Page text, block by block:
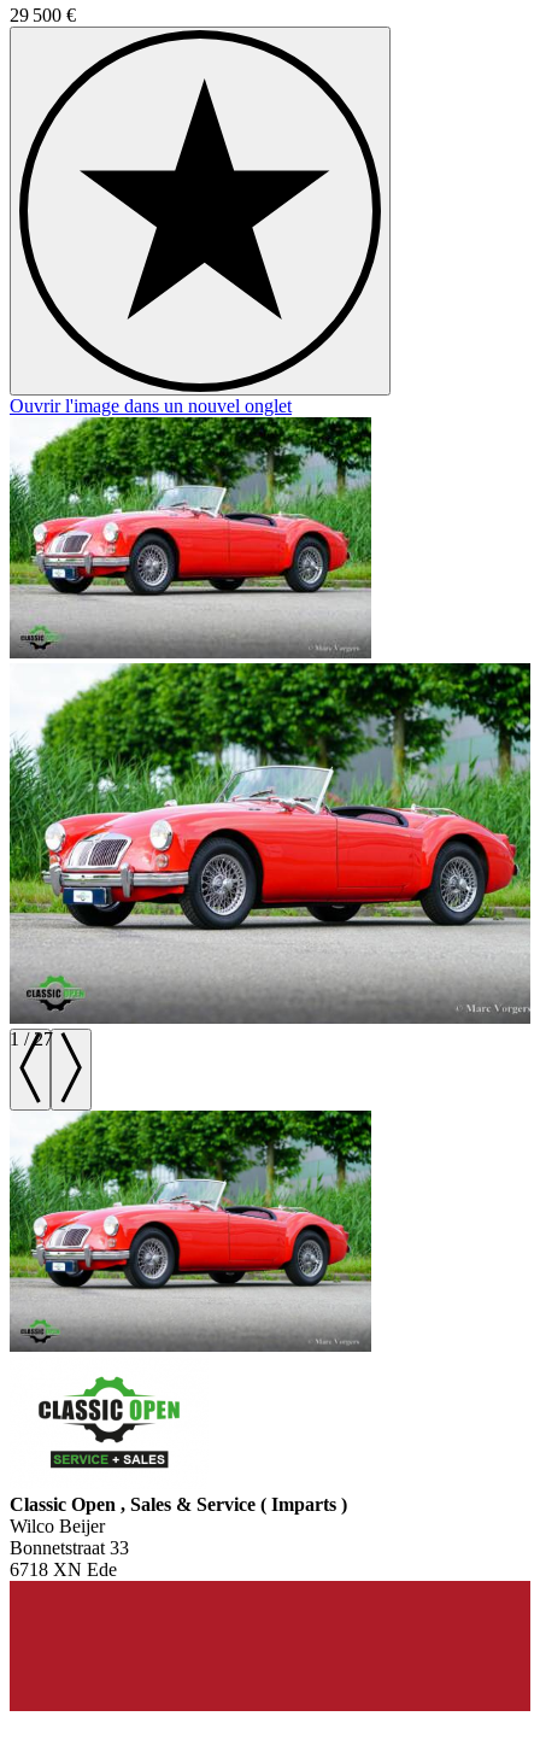
29 500 €
Ouvrir l'image dans un nouvel onglet
1 /27
Classic Open , Sales & Service ( Imparts )
Wilco Beijer
Bonnetstraat 33
6718 XN Ede